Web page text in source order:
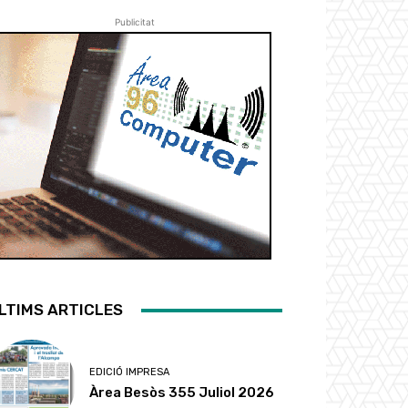
Publicitat
ARTICLES
EDICIÓ IMPRESA
Àrea Besòs 355 Juliol 2026